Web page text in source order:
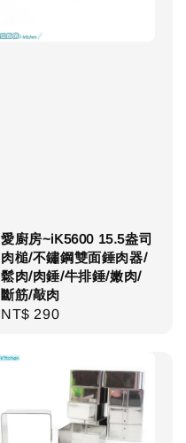
愛廚房~iK5600 15.5盎司
肉槌/不鏽鋼雙面錘肉器/
鬆肉/肉錘/牛排錘/嫩肉/
斷筋/敲肉
Regular
NT$ 290